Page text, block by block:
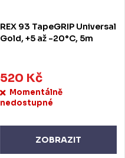
REX 93 TapeGRIP Universal
Gold, +5 až -20°C, 5m
520 Kč
Momentálně
nedostupné
ZOBRAZIT